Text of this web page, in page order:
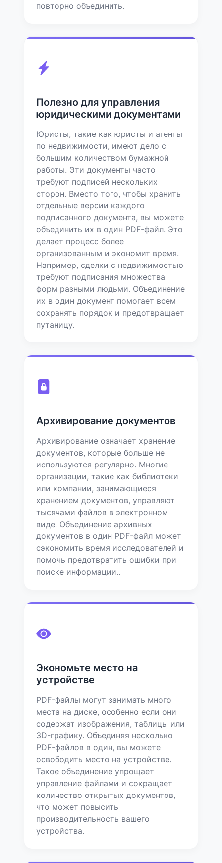
повторно объединить.
Полезно для управления
юридическими документами
Юристы, такие как юристы и агенты
по недвижимости, имеют дело с
большим количеством бумажной
работы. Эти документы часто
требуют подписей нескольких
сторон. Вместо того, чтобы хранить
отдельные версии каждого
подписанного документа, вы можете
объединить их в один PDF-файл. Это
делает процесс более
организованным и экономит время.
Например, сделки с недвижимостью
требуют подписания множества
форм разными людьми. Объединение
их в один документ помогает всем
сохранять порядок и предотвращает
путаницу.
Архивирование документов
Архивирование означает хранение
документов, которые больше не
используются регулярно. Многие
организации, такие как библиотеки
или компании, занимающиеся
хранением документов, управляют
тысячами файлов в электронном
виде. Объединение архивных
документов в один PDF-файл может
сэкономить время исследователей и
помочь предотвратить ошибки при
поиске информации..
Экономьте место на
устройстве
PDF-файлы могут занимать много
места на диске, особенно если они
содержат изображения, таблицы или
3D-графику. Объединяя несколько
PDF-файлов в один, вы можете
освободить место на устройстве.
Такое объединение упрощает
управление файлами и сокращает
количество открытых документов,
что может повысить
производительность вашего
устройства.